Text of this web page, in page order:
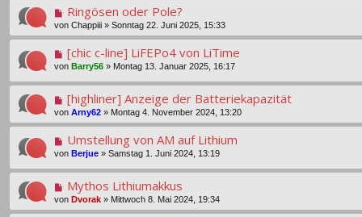
Ringösen oder Pole?
von Chappiii » Sonntag 22. Juni 2025, 15:33
[chic c-line] LiFEPo4 von LiTime
von Barry56 » Montag 13. Januar 2025, 16:17
[highliner] Anzeige der Batteriekapazität
von Arny62 » Montag 4. November 2024, 13:20
Umstellung von AM auf Lithium
von Berjue » Samstag 1. Juni 2024, 13:19
Mythos Lithiumakkus
von Dvorak » Mittwoch 8. Mai 2024, 19:34